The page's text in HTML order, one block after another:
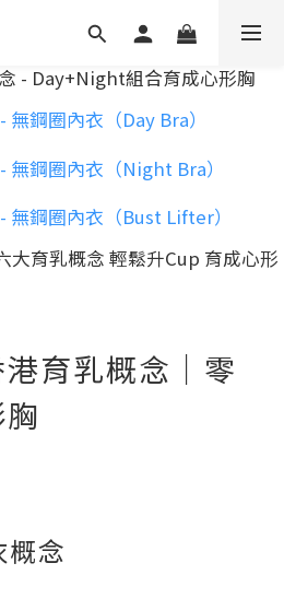
育乳概念｜零
念